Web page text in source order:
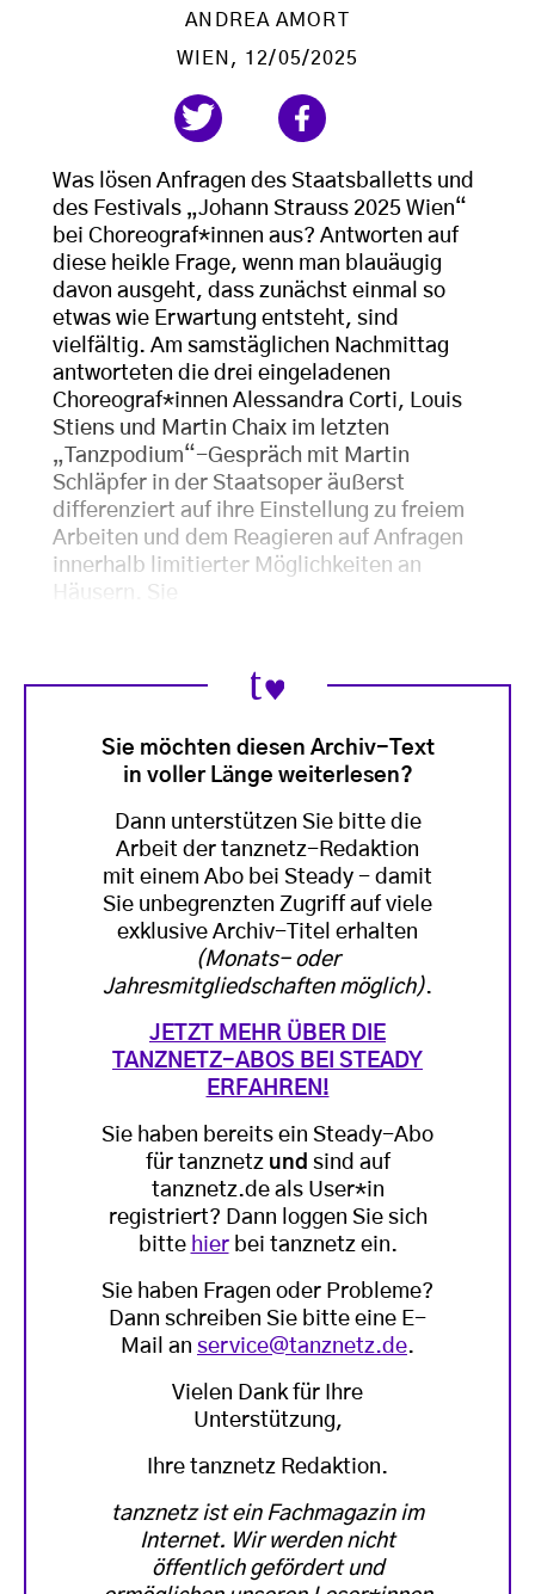
ANDREA AMORT
WIEN , 12/05/2025
Was lösen Anfragen des Staatsballetts und
des Festivals „Johann Strauss 2025 Wien“
bei Choreograf*innen aus? Antworten auf
diese heikle Frage, wenn man blauäugig
davon ausgeht, dass zunächst einmal so
etwas wie Erwartung entsteht, sind
vielfältig. Am samstäglichen Nachmittag
antworteten die drei eingeladenen
Choreograf*innen Alessandra Corti, Louis
Stiens und Martin Chaix im letzten
„Tanzpodium“-Gespräch mit Martin
Schläpfer in der Staatsoper äußerst
differenziert auf ihre Einstellung zu freiem
Arbeiten und dem Reagieren auf Anfragen
innerhalb limitierter Möglichkeiten an
Häusern. Sie
Sie möchten diesen Archiv-Text
in voller Länge weiterlesen?
Dann unterstützen Sie bitte die
Arbeit der tanznetz-Redaktion
mit einem Abo bei Steady - damit
Sie unbegrenzten Zugriff auf viele
exklusive Archiv-Titel erhalten
(Monats- oder
Jahresmitgliedschaften möglich).
JETZT MEHR ÜBER DIE
TANZNETZ-ABOS BEI STEADY
ERFAHREN!
Sie haben bereits ein Steady-Abo
für tanznetz und sind auf
tanznetz.de als User*in
registriert? Dann loggen Sie sich
bitte hierbei tanznetz ein.
Sie haben Fragen oder Probleme?
Dann schreiben Sie bitte eine E-
Mail an service@tanznetz.de.
Vielen Dank für Ihre
Unterstützung,
Ihre tanznetz Redaktion.
tanznetz ist ein Fachmagazin im
Internet. Wir werden nicht
öffentlich gefördert und